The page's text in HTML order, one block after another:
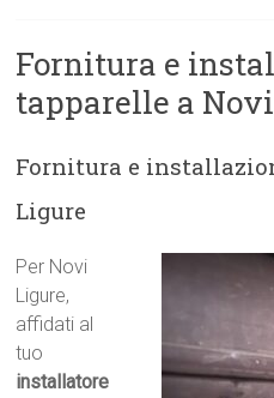
Fornitura e
tapparelle a
Fornitura e
Ligure
Per Novi
Ligure,
affidati al
tuo
installatore